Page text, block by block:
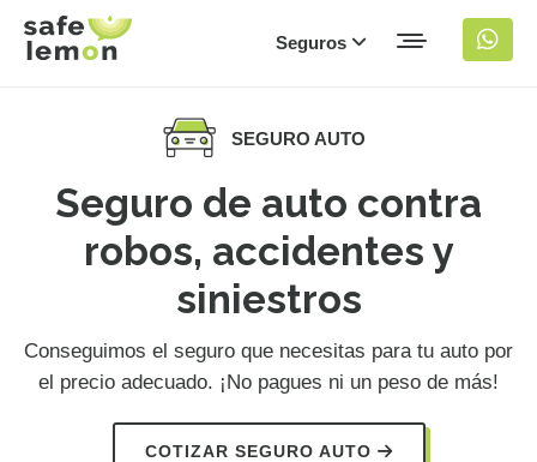
Seguros
SEGURO AUTO
Seguro de auto contra
robos, accidentes y
siniestros
Conseguimos el seguro que necesitas para tu auto por
el precio adecuado. ¡No pagues ni un peso de más!
COTIZAR SEGURO AUTO